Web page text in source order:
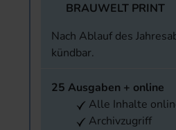
BRAUWELT PRINT
Nach Ablauf des
kündbar.
25 Ausgaben + online
Alle Inhalte
Archivzugriff